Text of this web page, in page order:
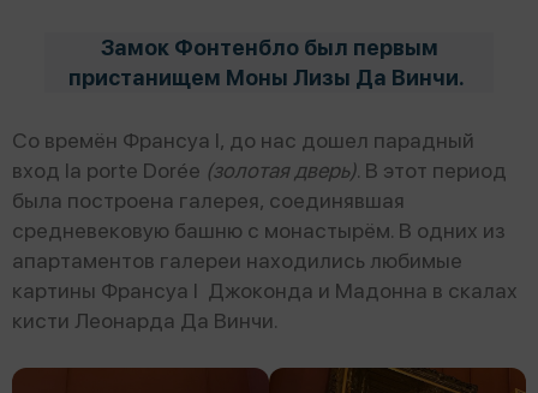
Замок Фонтенбло был первым
пристанищем Моны Лизы Да Винчи.
Со времён Франсуа I, до нас дошел парадный
вход la porte Dorée (золотая дверь). В этот период
была построена галерея, соединявшая
средневековую башню с монастырём. В одних из
апартаментов галереи находились любимые
картины Франсуа I Джоконда и Мадонна в скалах
кисти Леонарда Да Винчи.